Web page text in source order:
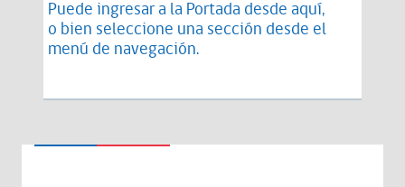
Puede ingresar a la Portada desde aquí,
o bien seleccione una sección desde el
menú de navegación.